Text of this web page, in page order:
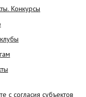
Конкурсы
с согласия субъектов